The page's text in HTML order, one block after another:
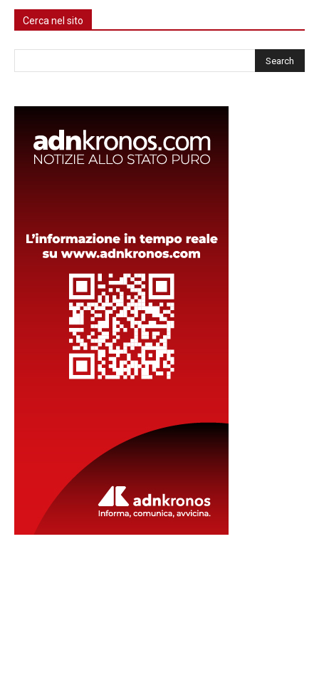
Cerca nel sito